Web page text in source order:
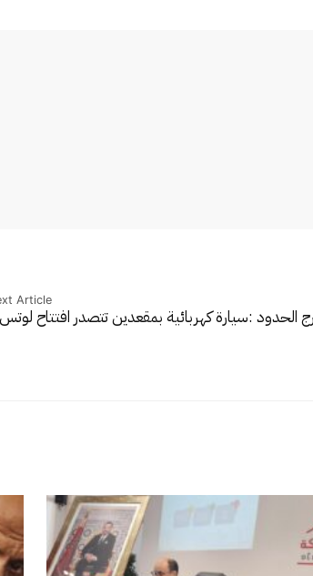
Article
الحدود :سيارة كهربائية بمقعدين تتصدر افتتاح